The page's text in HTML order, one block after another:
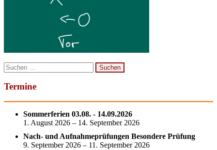
Suchen
nach:
Termine
Sommerferien 03.08. - 14.09.2026
1. August 2026 – 14. September 2026
Nach- und Aufnahmeprüfungen Besondere Prüfung
9. September 2026 – 11. September 2026